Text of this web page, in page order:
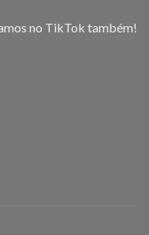
no TikTok também!